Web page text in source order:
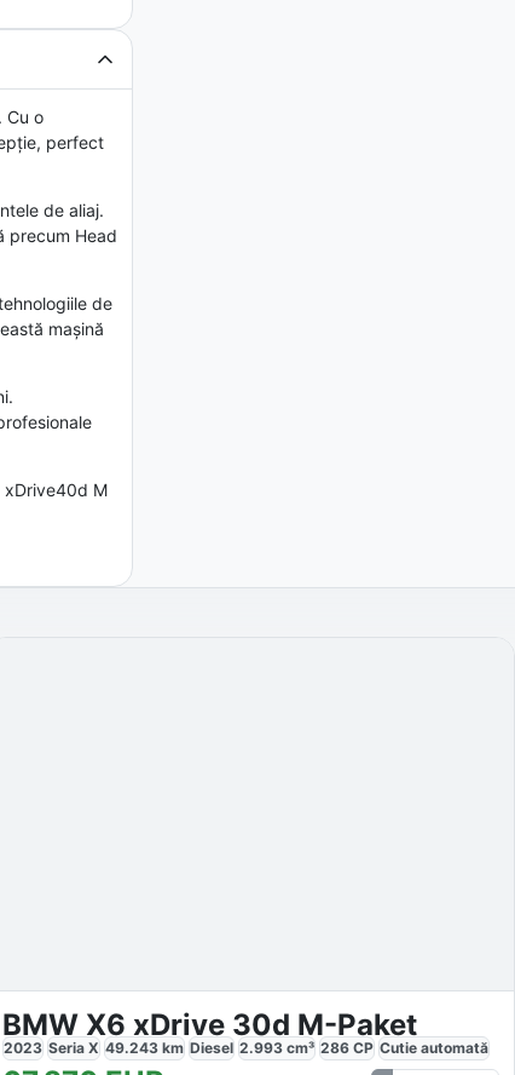
Cu o
perfect
de aliaj.
precum Head
de
mașină
xDrive40d M
BMW X6 xDrive 30d M-Paket
2023 Seria X 49.243km Diesel 2.993cm³ 286CP Cutie automată